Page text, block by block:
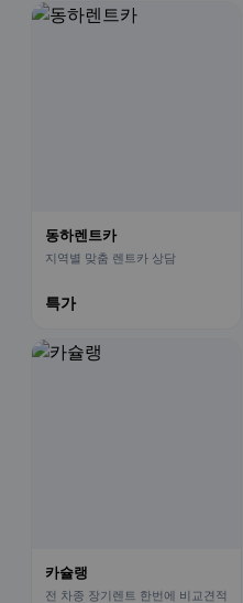
동하렌트카
지역별 맞춤 렌트카 상담
특가
카슐랭
전 차종 장기렌트 한번에 비교견적